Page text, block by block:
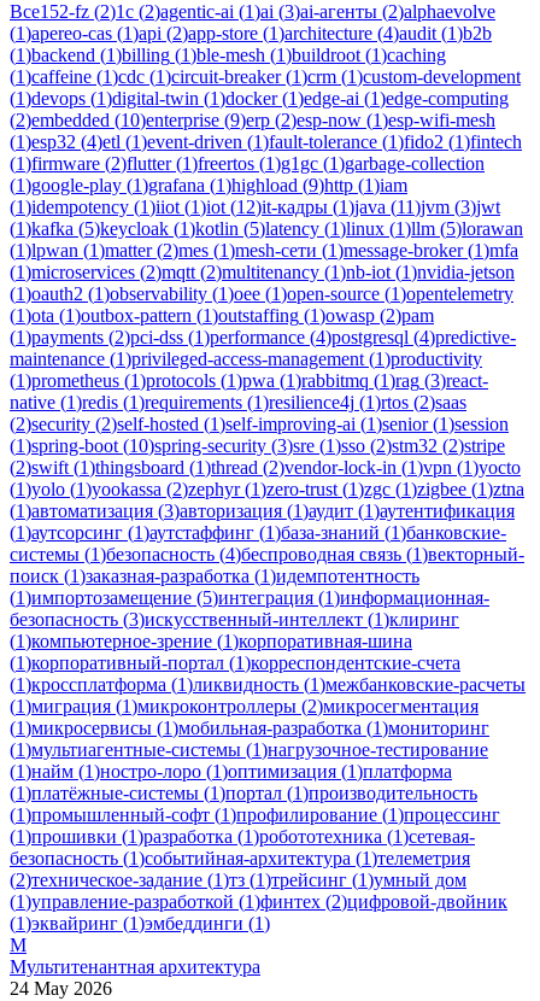
Все152-fz (2)1c (2)agentic-ai (1)ai (3)ai-агенты (2)alphaevolve
(1)apereo-cas (1)api (2)app-store (1)architecture (4)audit (1)b2b
(1)backend (1)billing (1)ble-mesh (1)buildroot (1)caching
(1)caffeine (1)cdc (1)circuit-breaker(1)crm (1)custom-development
(1)devops (1)digital-twin (1)docker(1)edge-ai (1)edge-computing
(2)embedded (10)enterprise (9)erp (2)esp-now (1)esp-wifi-mesh
(1)esp32 (4)etl (1)event-driven (1)fault-tolerance (1)fido2 (1)fintech
(1)firmware (2)flutter(1)freertos (1)g1gc (1)garbage-collection
(1)google-play (1)grafana (1)highload (9)http (1)iam
(1)idempotency (1)iiot (1)iot (12)it-кадры (1)java (11)jvm (3)jwt
(1)kafka (5)keycloak (1)kotlin (5)latency (1)linux (1)llm (5)lorawan
(1)lpwan (1)matter(2)mes (1)mesh-сети (1)message-broker(1)mfa
(1)microservices (2)mqtt (2)multitenancy (1)nb-iot (1)nvidia-jetson
(1)oauth2 (1)observability (1)oee (1)open-source (1)opentelemetry
(1)ota (1)outbox-pattern (1)outstaffing (1)owasp (2)pam
(1)payments (2)pci-dss (1)performance (4)postgresql (4)predictive-
maintenance (1)privileged-access-management (1)productivity
(1)prometheus (1)protocols (1)pwa (1)rabbitmq (1)rag (3)react-
native (1)redis (1)requirements (1)resilience4j (1)rtos (2)saas
(2)security (2)self-hosted (1)self-improving-ai (1)senior(1)session
(1)spring-boot (10)spring-security (3)sre (1)sso (2)stm32 (2)stripe
(2)swift (1)thingsboard (1)thread (2)vendor-lock-in (1)vpn (1)yocto
(1)yolo (1)yookassa (2)zephyr(1)zero-trust (1)zgc (1)zigbee (1)ztna
(1)автоматизация (3)авторизация (1)аудит (1)аутентификация
(1)аутсорсинг (1)аутстаффинг (1)база-знаний (1)банковские-
системы (1)безопасность (4)беспроводная связь (1)векторный-
поиск (1)заказная-разработка (1)идемпотентность
(1)импортозамещение (5)интеграция (1)информационная-
безопасность (3)искусственный-интеллект (1)клиринг
(1)компьютерное-зрение (1)корпоративная-шина
(1)корпоративный-портал (1)корреспондентские-счета
(1)кроссплатформа (1)ликвидность (1)межбанковские-расчеты
(1)миграция (1)микроконтроллеры (2)микросегментация
(1)микросервисы (1)мобильная-разработка (1)мониторинг
(1)мультиагентные-системы (1)нагрузочное-тестирование
(1)найм (1)ностро-лоро (1)оптимизация (1)платформа
(1)платёжные-системы (1)портал (1)производительность
(1)промышленный-софт (1)профилирование (1)процессинг
(1)прошивки (1)разработка (1)робототехника (1)сетевая-
безопасность (1)событийная-архитектура (1)телеметрия
(2)техническое-задание (1)тз (1)трейсинг (1)умный дом
(1)управление-разработкой (1)финтех (2)цифровой-двойник
(1)эквайринг (1)эмбеддинги (1)
М
Мультитенантная архитектура
24 May 2026